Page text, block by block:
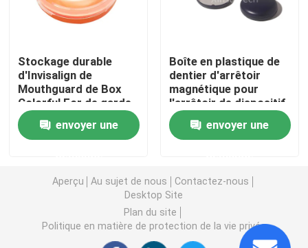
Dispositif d'alignement dentaire Chewies
Solvant orthodontique de dispositif d'alignement
Articulateurs dentaires de laboratoire
Kit orthodontique de soin
Stockage durable
d'Invisalign de
Mouthguard de Box
Colorful For de garde
de bouche
envoyer une
Boîte en plastique de
dentier d'arrêtoir
magnétique pour
l'arrêtoir de dispositif
d'alignement
d'Invisalignenvoyer une
Aperçu Au sujet de nous
Contactez-nous
Desktop Site
Plan du site
Politique en matière de protection de la vie privée